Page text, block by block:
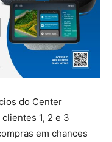
do Center
1, 2 e 3
em chances